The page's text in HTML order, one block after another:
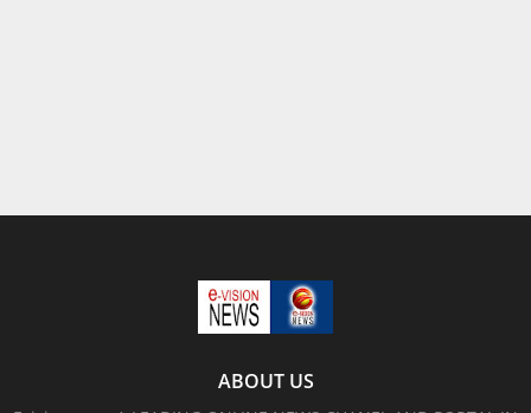
ABOUT US